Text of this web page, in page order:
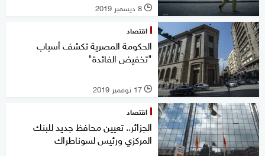
l 8 ديسمبر 2019
اقتصاد
الحكومة المصرية تكشف أسباب
"تخفيض الفائدة"
l 17 نوفمبر 2019
اقتصاد
الجزائر.. تعيين محافظ جديد للبنك
المركزي ورئيس لسوناطراك